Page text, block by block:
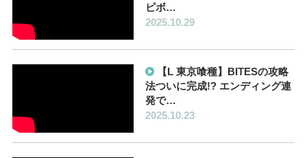
ピボ…
2025.10.29
【L 東京喰種】BITESの攻略
法ついに完成!? エンディング連
発で…
2025.10.23